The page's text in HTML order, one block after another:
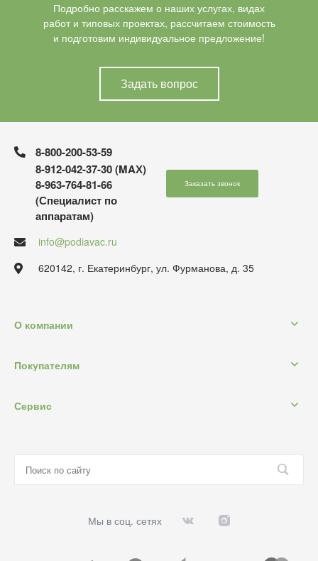
Подробно расскажем о наших услугах, видах
работ и типовых проектах, рассчитаем стоимость
и подготовим индивидуальное предложение!
Задать вопрос
8-800-200-53-59
8-912-042-37-30 (MAХ)
8-963-764-81-66
(Специалист по
аппаратам)
Заказать звонок
info@podiavac.ru
620142, г. Екатеринбург, ул. Фурманова, д. 35
О компании
Покупателям
Сервис
Мы в соц. сетях